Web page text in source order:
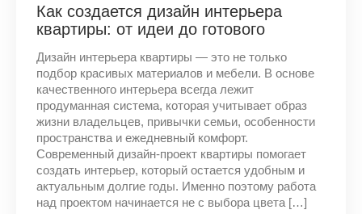
Как создается дизайн интерьера
квартиры: от идеи до готового
Дизайн интерьера квартиры — это не только
подбор красивых материалов и мебели. В основе
качественного интерьера всегда лежит
продуманная система, которая учитывает образ
жизни владельцев, привычки семьи, особенности
пространства и ежедневный комфорт.
Современный дизайн-проект квартиры помогает
создать интерьер, который остается удобным и
актуальным долгие годы. Именно поэтому работа
над проектом начинается не с выбора цвета […]